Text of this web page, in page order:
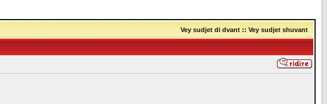
Vey sudjet di dvant :: Vey sudjet shuvant